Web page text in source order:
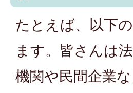
たとえば、以下
ます。皆さんは
機関や民間企業